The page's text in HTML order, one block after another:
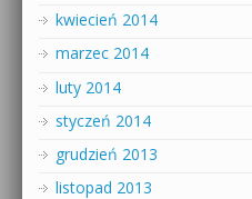
kwiecień 2014
marzec 2014
luty 2014
styczeń 2014
grudzień 2013
listopad 2013